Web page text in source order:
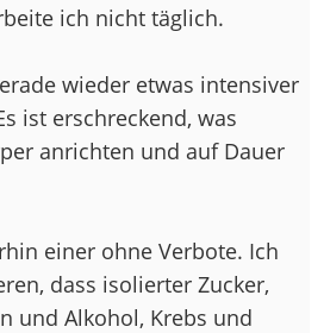
ich nicht täglich.
wieder etwas intensiver
ist erschreckend, was
anrichten und auf Dauer
einer ohne Verbote. Ich
dass isolierter Zucker,
und Alkohol, Krebs und